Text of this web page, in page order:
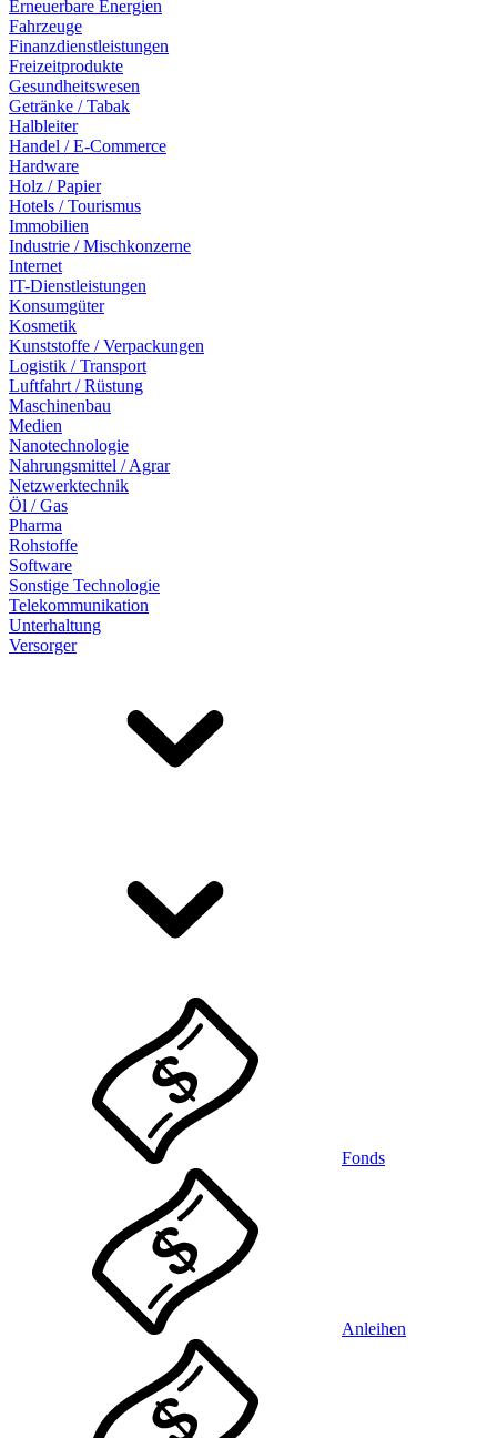
Erneuerbare Energien
Fahrzeuge
Finanzdienstleistungen
Freizeitprodukte
Gesundheitswesen
Getränke / Tabak
Halbleiter
Handel / E-Commerce
Hardware
Holz / Papier
Hotels / Tourismus
Immobilien
Industrie / Mischkonzerne
Internet
IT-Dienstleistungen
Konsumgüter
Kosmetik
Kunststoffe / Verpackungen
Logistik / Transport
Luftfahrt / Rüstung
Maschinenbau
Medien
Nanotechnologie
Nahrungsmittel / Agrar
Netzwerktechnik
Öl / Gas
Pharma
Rohstoffe
Software
Sonstige Technologie
Telekommunikation
Unterhaltung
Versorger
Fonds
Anleihen